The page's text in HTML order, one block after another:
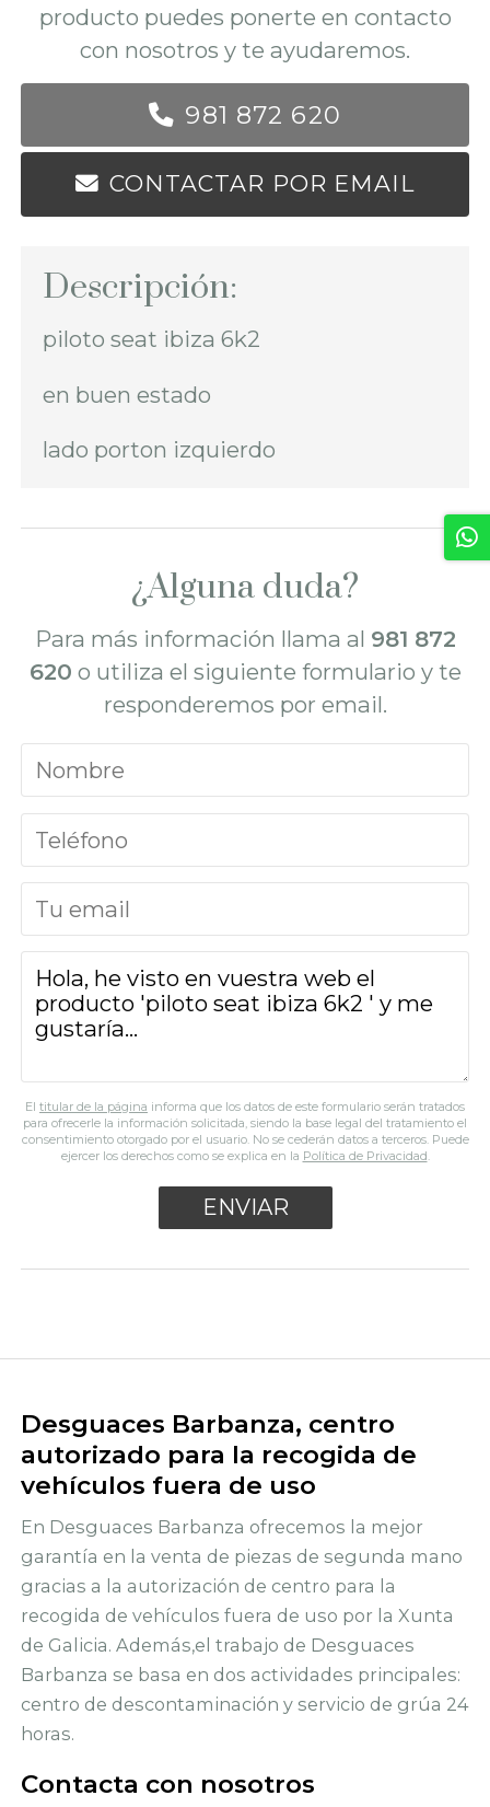
producto puedes ponerte en contacto
con nosotros y te ayudaremos.
981 872 620
CONTACTAR POR EMAIL
Descripción:
piloto seat ibiza 6k2
en buen estado
lado porton izquierdo
¿Alguna duda?
Para más información llama al 981 872
620 o utiliza el siguiente formulario y te
responderemos por email.
El titular de la página informa que los datos de este formulario serán tratados
para ofrecerle la información solicitada, siendo la base legal del tratamiento el
consentimiento otorgado por el usuario. No se cederán datos a terceros. Puede
ejercer los derechos como se explica en la Política de Privacidad
Desguaces Barbanza, centro
autorizado para la recogida de
vehículos fuera de uso
En Desguaces Barbanza ofrecemos la mejor
garantía en la venta de piezas de segunda mano
gracias a la autorización de centro para la
recogida de vehículos fuera de uso por la Xunta
de Galicia. Además,el trabajo de Desguaces
Barbanza se basa en dos actividades principales:
centro de descontaminación y servicio de grúa 24
horas.
Contacta con nosotros